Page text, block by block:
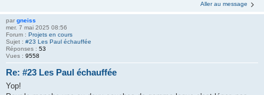
Aller au message
par gneiss
mer. 7 mai 2025 08:56
Forum : Projets en cours
Sujet : #23 Les Paul échauffée
Réponses : 53
Vues : 9558
Re: #23 Les Paul échauffée
Yop!